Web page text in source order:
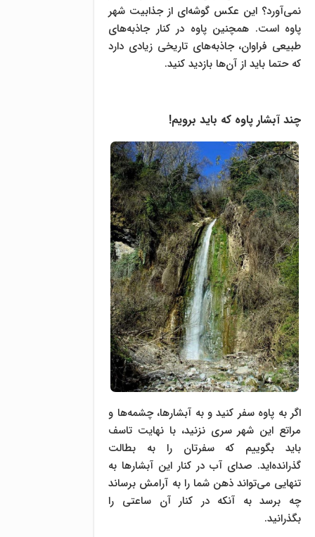
نمی‌آورد؟ این عکس گوشه‌ای از جذابیت شهر
پاوه است. همچنین پاوه در کنار جاذبه‌های
طبیعی فراوان، جاذبه‌های تاریخی زیادی دارد
که حتما باید از آ‌ن‌ها بازدید کنید.
چند آبشار پاوه که باید برویم!
اگر به پاوه سفر کنید و به آبشار‌ها، چشمه‌ها و
مراتع این شهر سری نزنید، با نهایت تاسف
باید بگوییم که سفرتان را به بطالت
گذرانده‌اید. صدای آب در کنار این آبشارها به
تنهایی می‌تواند ذهن شما را به آرامش برساند
چه برسد به آنکه در کنار آن ساعتی را
بگذرانید.